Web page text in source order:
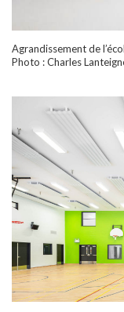
Agrandissement de
Photo : Charles